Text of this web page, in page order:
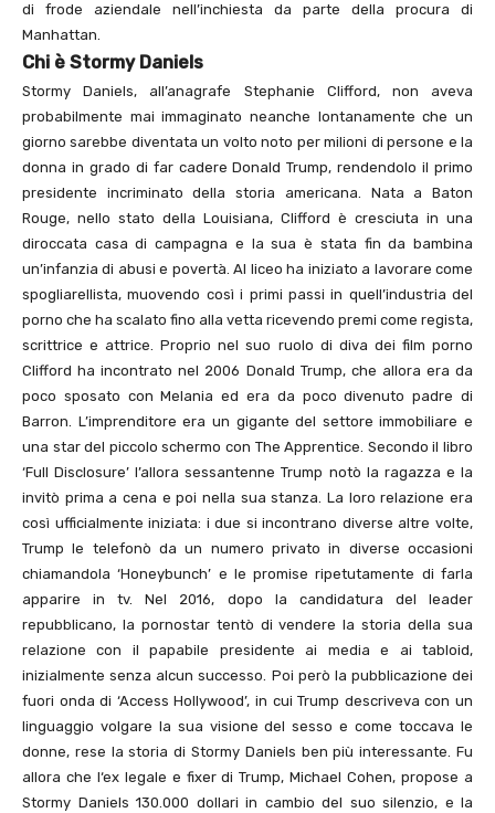
di frode aziendale nell’inchiesta da parte della procura di
Manhattan.
Chi è Stormy Daniels
Stormy Daniels, all’anagrafe Stephanie Clifford, non aveva
probabilmente mai immaginato neanche lontanamente che un
giorno sarebbe diventata un volto noto per milioni di persone e la
donna in grado di far cadere Donald Trump, rendendolo il primo
presidente incriminato della storia americana. Nata a Baton
Rouge, nello stato della Louisiana, Clifford è cresciuta in una
diroccata casa di campagna e la sua è stata fin da bambina
un’infanzia di abusi e povertà. Al liceo ha iniziato a lavorare come
spogliarellista, muovendo così i primi passi in quell’industria del
porno che ha scalato fino alla vetta ricevendo premi come regista,
scrittrice e attrice. Proprio nel suo ruolo di diva dei film porno
Clifford ha incontrato nel 2006 Donald Trump, che allora era da
poco sposato con Melania ed era da poco divenuto padre di
Barron. L’imprenditore era un gigante del settore immobiliare e
una star del piccolo schermo con The Apprentice. Secondo il libro
‘Full Disclosure’ l’allora sessantenne Trump notò la ragazza e la
invitò prima a cena e poi nella sua stanza. La loro relazione era
così ufficialmente iniziata: i due si incontrano diverse altre volte,
Trump le telefonò da un numero privato in diverse occasioni
chiamandola ‘Honeybunch’ e le promise ripetutamente di farla
apparire in tv. Nel 2016, dopo la candidatura del leader
repubblicano, la pornostar tentò di vendere la storia della sua
relazione con il papabile presidente ai media e ai tabloid,
inizialmente senza alcun successo. Poi però la pubblicazione dei
fuori onda di ‘Access Hollywood’, in cui Trump descriveva con un
linguaggio volgare la sua visione del sesso e come toccava le
donne, rese la storia di Stormy Daniels ben più interessante. Fu
allora che l‘ex legale e fixer di Trump, Michael Cohen, propose a
Stormy Daniels 130.000 dollari in cambio del suo silenzio, e la